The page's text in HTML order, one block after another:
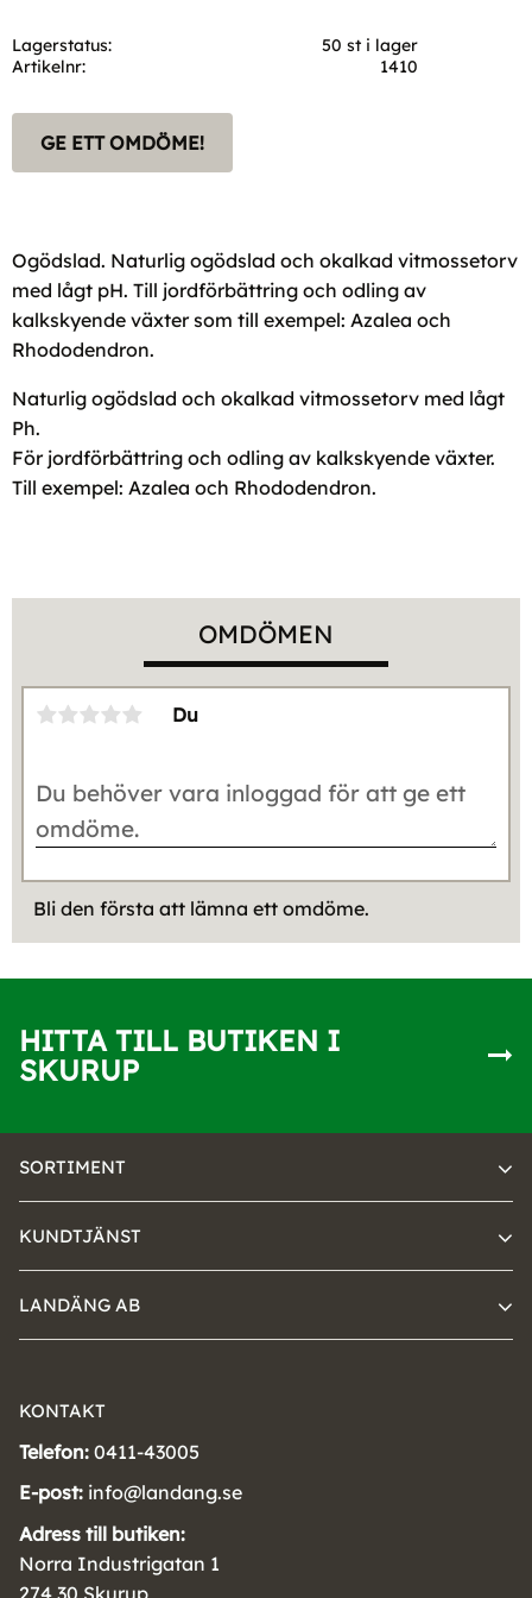
Lagerstatus
50 st i lager
Artikelnr
1410
GE ETT OMDÖME!
Ogödslad. Naturlig ogödslad och okalkad vitmossetorv
med lågt pH. Till jordförbättring och odling av
kalkskyende växter som till exempel: Azalea och
Rhododendron.
Naturlig ogödslad och okalkad vitmossetorv med lågt
Ph.
För jordförbättring och odling av kalkskyende växter.
Till exempel: Azalea och Rhododendron.
OMDÖMEN
Du
Bli den första att lämna ett omdöme.
HITTA TILL BUTIKEN I
SKURUP
SORTIMENT
KUNDTJÄNST
LANDÄNG AB
KONTAKT
Telefon: 0411-43005
E-post: info@landang.se
Adress till butiken:
Norra Industrigatan 1
274 30 Skurup